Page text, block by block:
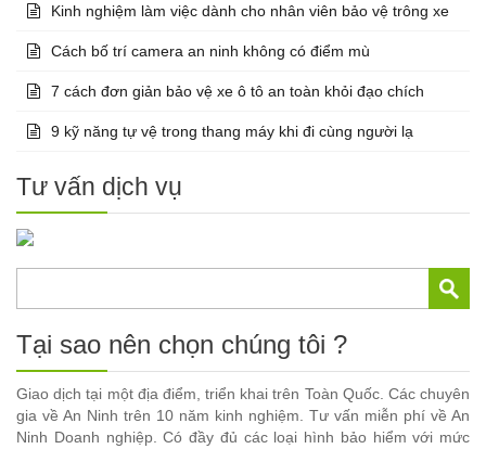
Kinh nghiệm làm việc dành cho nhân viên bảo vệ trông xe
Cách bố trí camera an ninh không có điểm mù
7 cách đơn giản bảo vệ xe ô tô an toàn khỏi đạo chích
9 kỹ năng tự vệ trong thang máy khi đi cùng người lạ
Tư vấn dịch vụ
Tại sao nên chọn chúng tôi ?
Giao dịch tại một địa điểm, triển khai trên Toàn Quốc. Các chuyên
gia về An Ninh trên 10 năm kinh nghiệm. Tư vấn miễn phí về An
Ninh Doanh nghiệp. Có đầy đủ các loại hình bảo hiểm với mức